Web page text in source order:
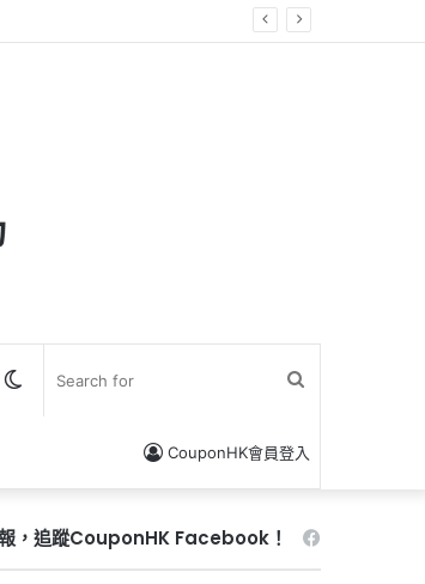
for
Switch
CouponHK會員登入
，追蹤CouponHK Facebook！